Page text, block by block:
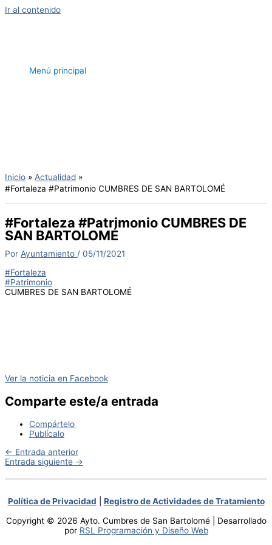
Ir al contenido
Menú principal
Inicio
Actualidad
#Fortaleza #Patrimonio CUMBRES DE SAN BARTOLOMÉ
#Fortaleza #Patrimonio CUMBRES DE
SAN BARTOLOMÉ
Por Ayuntamiento / 05/11/2021
#Fortaleza
#Patrimonio
CUMBRES DE SAN BARTOLOMÉ
Ver la noticia en Facebook
Comparte este/a entrada
Compártelo
Publícalo
← Entrada anterior
Entrada siguiente →
Política de Privacidad
Registro de Actividades de Tratamiento
Copyright © 2026 Ayto. Cumbres de San Bartolomé | Desarrollado
por RSL Programación y Diseño Web